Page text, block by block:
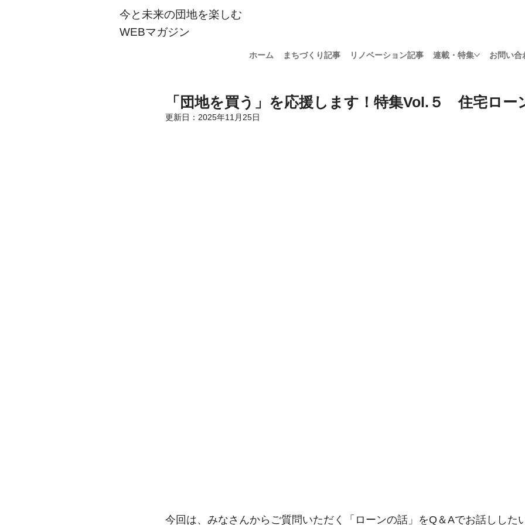
今と未来の団地を楽しむ
WEBマガジン
ホーム まちづくり記事 リノベーション記事 連載・特集 お問い合
「団地を買う」を応援します！特集Vol.５ 住宅ロー
更新日： 2025年11月25日
今回は、みなさんからご質問いただく「ローンの話」をQ＆Aでお話しした